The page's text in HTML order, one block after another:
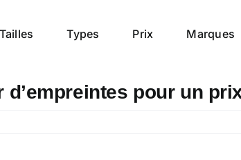
Tailles Types Prix Marques
pour un